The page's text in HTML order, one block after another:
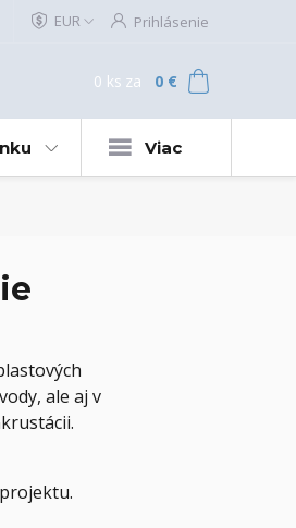
EUR Prihlásenie
0 ks za 0 €
Viac
ale aj v